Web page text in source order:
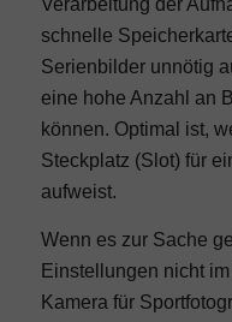
Verarbeitung der
schnelle
Serienbilder unnötig
eine hohe Anzahl an
können. Optimal ist,
Steckplatz (Slot) für
aufweist.
Wenn es zur Sache
Einstellungen nicht
Kamera für